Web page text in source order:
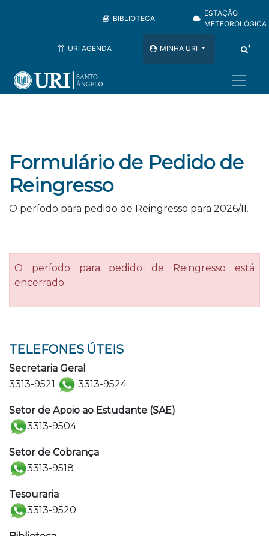
BIBLIOTECA
ESTAÇÃO
METEOROLÓGICA
URI AGENDA MINHA URI
Formulário de Pedido de
Reingresso
O período para pedido de Reingresso para 2026/II.
O período para pedido de Reingresso está
encerrado.
TELEFONES ÚTEIS
Secretaria Geral
3313-9521
3313-9524
Setor de Apoio ao Estudante (SAE)
3313-9504
Setor de Cobrança
3313-9518
Tesouraria
3313-9520